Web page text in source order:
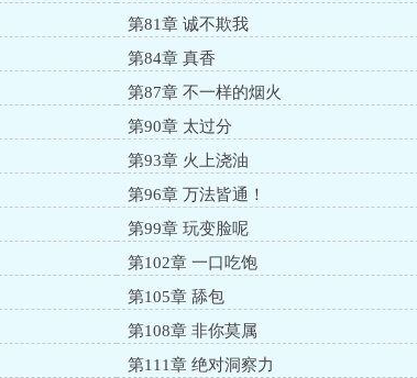
第81章 诚不欺我
第84章 真香
第87章 不一样的烟火
第90章 太过分
第93章 火上浇油
第96章 万法皆通！
第99章 玩变脸呢
第102章 一口吃饱
第105章 舔包
第108章 非你莫属
第111章 绝对洞察力